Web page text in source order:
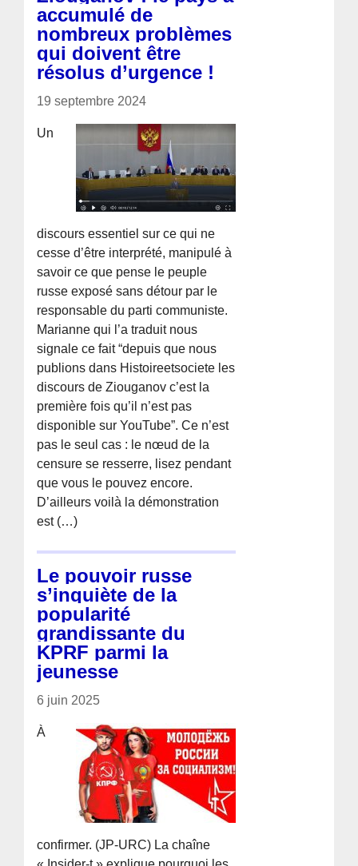
accumulé de
nombreux problèmes
qui doivent être
résolus d’urgence !
19 septembre 2024
Un
discours essentiel sur ce qui ne
cesse d’être interprété, manipulé à
savoir ce que pense le peuple
russe exposé sans détour par le
responsable du parti communiste.
Marianne qui l’a traduit nous
signale ce fait “depuis que nous
publions dans Histoireetsociete les
discours de Ziouganov c’est la
première fois qu’il n’est pas
disponible sur YouTube”. Ce n’est
pas le seul cas : le nœud de la
censure se resserre, lisez pendant
que vous le pouvez encore.
D’ailleurs voilà la démonstration
est (…)
Le pouvoir russe
s’inquiète de la
popularité
grandissante du
KPRF parmi la
jeunesse
6 juin 2025
À
confirmer. (JP-URC) La chaîne